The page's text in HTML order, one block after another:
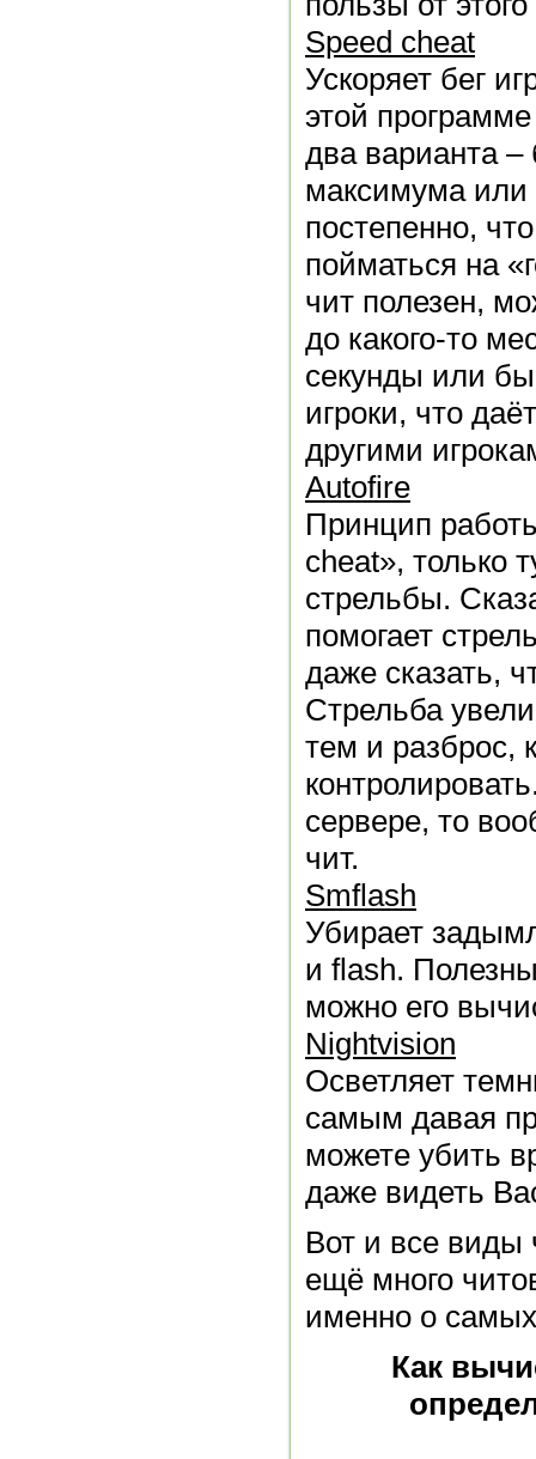
Speed cheat
Ускоряет бег
этой
два варианта
максимума или
постепенно,
пойматься на
чит полезен,
до какого-то
секунды или
игроки, что
другими
Autofire
Принцип
cheat», только
стрельбы.
помогает
даже сказать,
Стрельба
тем и разброс,
сервере, то
чит.
Smflash
Убирает
и flash.
можно его
Nightvision
Осветляет
самым давая
можете убить
даже видеть
Вот и все виды
ещё много
именно о
Как